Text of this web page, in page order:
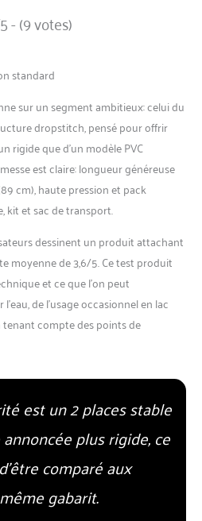
- (9 votes)
sur un segment ambitieux: celui du
dropstitch, pensé pour offrir
rigide que d’un modèle PVC
est claire: longueur généreuse
cm), haute pression et pack
kit et sac de transport.
dessinent un produit attachant
moyenne de 3,6/5. Ce test produit
et ce que l’on peut
de l’usage occasionnel en lac
tenant compte des points de
est un 2 places stable
plus rigide, ce
comparé aux
gabarit.